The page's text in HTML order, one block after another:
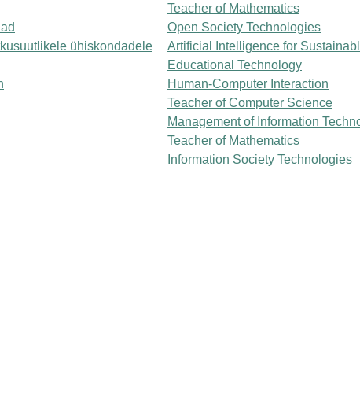
Teacher of Mathematics
Open Society Technologies
ühiskondadele
Artificial Intelligence for
Educational Technology
Human-Computer Interaction
Teacher of Computer Science
Management of Information
Teacher of Mathematics
Information Society Technologies